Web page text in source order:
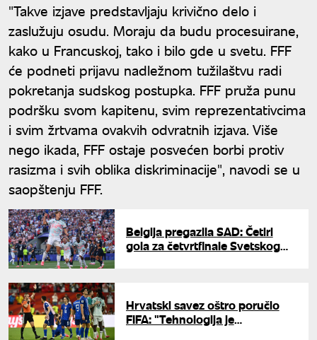
"Takve izjave predstavljaju krivično delo i
zaslužuju osudu. Moraju da budu procesuirane,
kako u Francuskoj, tako i bilo gde u svetu. FFF
će podneti prijavu nadležnom tužilaštvu radi
pokretanja sudskog postupka. FFF pruža punu
podršku svom kapitenu, svim reprezentativcima
i svim žrtvama ovakvih odvratnih izjava. Više
nego ikada, FFF ostaje posvećen borbi protiv
rasizma i svih oblika diskriminacije", navodi se u
saopštenju FFF.
Belgija pregazila SAD: Četiri
gola za četvrtfinale Svetskog
Hrvatski savez oštro poručio
FIFA: "Tehnologija je